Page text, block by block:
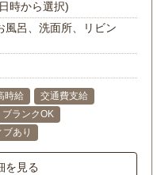
時から選択)
風呂、洗面所、リビン
時給
交通費支給
ブランクOK
あり
を見る